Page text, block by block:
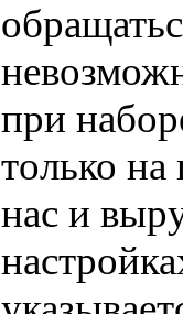
при
только на
нас и